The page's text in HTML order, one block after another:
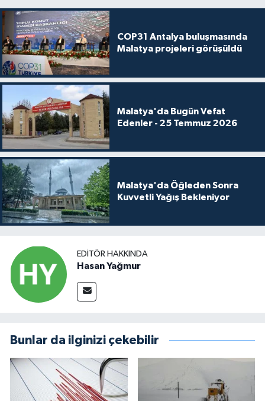
COP31 Antalya buluşmasında
Malatya projeleri görüşüldü
Malatya'da Bugün Vefat
Edenler - 25 Temmuz 2026
Malatya'da Öğleden Sonra
Kuvvetli Yağış Bekleniyor
EDITÖR HAKKINDA
Hasan Yağmur
Bunlar da ilginizi çekebilir